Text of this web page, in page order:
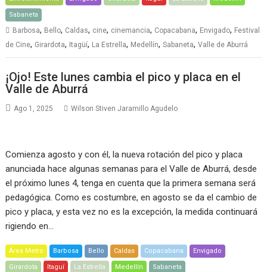
Sabaneta
Barbosa, Bello, Caldas, cine, cinemancia, Copacabana, Envigado, Festival
de Cine, Girardota, Itagüí, La Estrella, Medellín,Sabaneta,Valle de Aburrá
¡Ojo! Este lunes cambia el pico y placa en el
Valle de Aburrá
Ago 1, 2025 Wilson Stiven Jaramillo Agudelo
Comienza agosto y con él, la nueva rotación del pico y placa
anunciada hace algunas semanas para el Valle de Aburrá, desde
el próximo lunes 4, tenga en cuenta que la primera semana será
pedagógica. Como es costumbre, en agosto se da el cambio de
pico y placa, y esta vez no es la excepción, la medida continuará
rigiendo en…
Área Metro Barbosa Bello Caldas Copacabana Envigado
Girardota Itaguí La Estrella Medellín Sabaneta